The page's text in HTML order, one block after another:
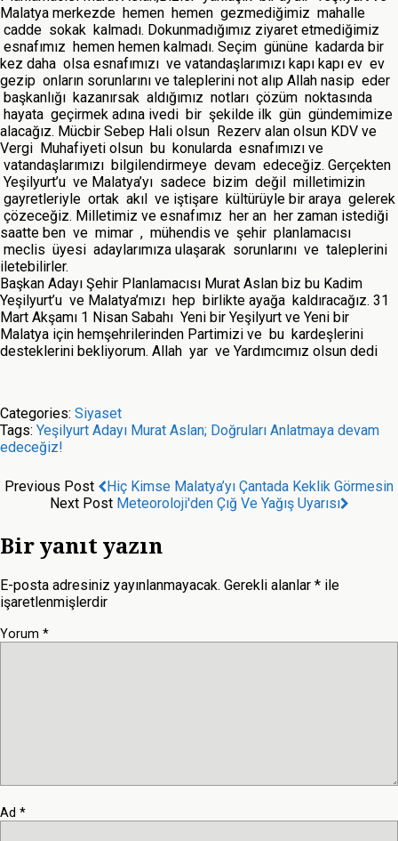
Malatya merkezde hemen hemen gezmediğimiz mahalle
cadde sokak kalmadı. Dokunmadığımız ziyaret etmediğimiz
esnafımız hemen hemen kalmadı. Seçim gününe kadarda bir
kez daha olsa esnafımızı ve vatandaşlarımızı kapı kapı ev ev
gezip onların sorunlarını ve taleplerini not alıp Allah nasip eder
başkanlığı kazanırsak aldığımız notları çözüm noktasında
hayata geçirmek adına ivedi bir şekilde ilk gün gündemimize
alacağız. Mücbir Sebep Hali olsun Rezerv alan olsun KDV ve
Vergi Muhafiyeti olsun bu konularda esnafımızı ve
vatandaşlarımızı bilgilendirmeye devam edeceğiz. Gerçekten
Yeşilyurt’u ve Malatya’yı sadece bizim değil milletimizin
gayretleriyle ortak akıl ve iştişare kültürüyle bir araya gelerek
çözeceğiz. Milletimiz ve esnafımız her an her zaman istediği
saatte ben ve mimar , mühendis ve şehir planlamacısı
meclis üyesi adaylarımıza ulaşarak sorunlarını ve taleplerini
iletebilirler.
Başkan Adayı Şehir Planlamacısı Murat Aslan biz bu Kadim
Yeşilyurt’u ve Malatya’mızı hep birlikte ayağa kaldıracağız. 31
Mart Akşamı 1 Nisan Sabahı Yeni bir Yeşilyurt ve Yeni bir
Malatya için hemşehrilerinden Partimizi ve bu kardeşlerini
desteklerini bekliyorum. Allah yar ve Yardımcımız olsun dedi
Categories: Siyaset
Tags: Yeşilyurt Adayı Murat Aslan; Doğruları Anlatmaya devam
edeceğiz!
Previous Post
Hiç Kimse Malatya’yı Çantada Keklik Görmesin
Next Post Meteoroloji'den Çığ Ve Yağış Uyarısı
Bir yanıt yazın
E-posta adresiniz yayınlanmayacak. Gerekli alanlar * ile
işaretlenmişlerdir
Yorum *
Ad *